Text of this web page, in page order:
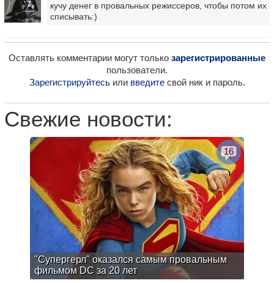
кучу денег в провальных режиссеров, чтобы потом их
списывать:)
Оставлять комментарии могут только зарегистрированные
пользователи.
Зарегистрируйтесьили введитесвой ник и пароль.
Свежие новости:
"Супергерл" оказался самым провальным
фильмом DC за 20 лет
16